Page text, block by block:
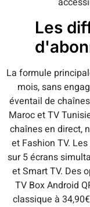
Les
La formule
mois, sans
éventail de
Maroc et TV
chaînes en direct,
et Fashion TV.
sur 5 écrans
et Smart TV. Des
TV Box Android
classique à